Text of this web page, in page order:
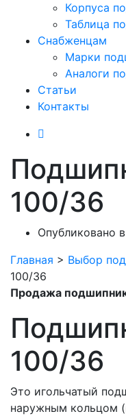
Корпуса
Таблица
Снабженцам
Марки
Аналоги
Статьи
Контакты
100/36
Опубликовано в
Главная > Выбор
100/36
Продажа
100/36
Это игольчатый
наружным кольцом